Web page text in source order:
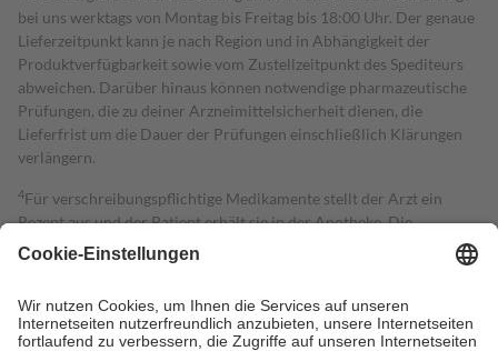
bei uns werktags von Montag bis Freitag bis 18:00 Uhr. Der genaue
Lieferzeitpunkt kann je nach Region und in Abhängigkeit der
Produktverfügbarkeit sowie vom Zustellzeitpunkt des Spediteurs
abweichen. Darüber hinaus können notwendige pharmazeutische
Prüfungen, die zu deiner Arzneimittelsicherheit dienen, die
Lieferfrist um die Dauer der Prüfungen einschließlich Klärungen
verlängern.
4Für verschreibungspflichtige Medikamente stellt der Arzt ein
Rezept aus und der Patient erhält sie in der Apotheke. Die
gesetzliche Krankenversicherung übernimmt in der Regel die
Kosten dafür, der Versicherte trägt einen Teil davon als Zuzahlung
Grundsätzlich leisten Mitglieder Zuzahlungen in Höhe von zehn
Prozent des Abgabepreises,mindestens jedochfünf Euround